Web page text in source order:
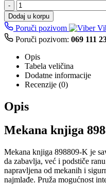
-
Dodaj u korpu
Poruči pozivom
Poruči pozivom: 069 111
Opis
Tabela veličina
Dodatne informacije
Recenzije (0)
Opis
Mekana knjiga
Mekana knjiga 898809-K je
da zabavlja, već i podstiče
napravljena od mekanih i
najmlađe. Pruža mogućnost